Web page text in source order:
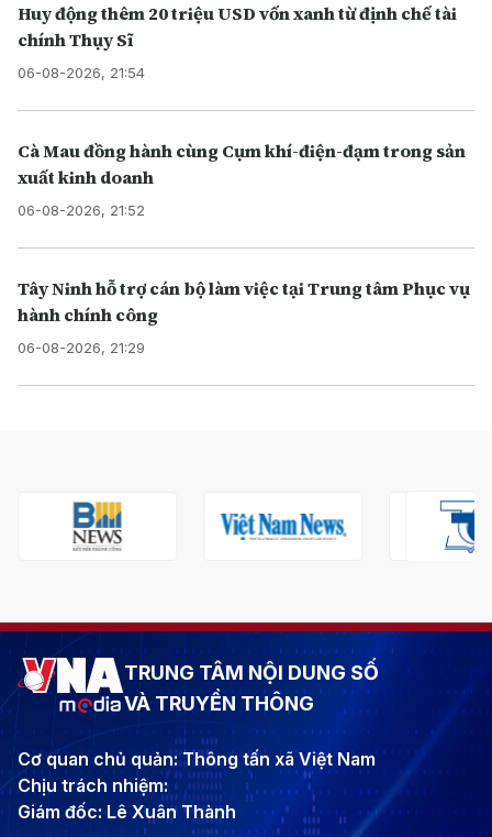
Huy động thêm 20 triệu USD vốn xanh từ định chế tài
chính Thụy Sĩ
06-08-2026, 21:54
Cà Mau đồng hành cùng Cụm khí-điện-đạm trong sản
xuất kinh doanh
06-08-2026, 21:52
Tây Ninh hỗ trợ cán bộ làm việc tại Trung tâm Phục vụ
hành chính công
06-08-2026, 21:29
TRUNG TÂM NỘI DUNG SỐ
VÀ TRUYỀN THÔNG
Cơ quan chủ quản: Thông tấn xã Việt Nam
Chịu trách nhiệm:
Giám đốc: Lê Xuân Thành